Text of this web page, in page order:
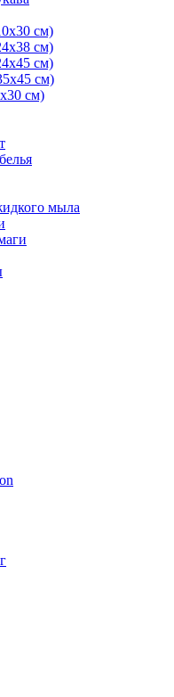
см)
см)
см)
см)
см)
мыла